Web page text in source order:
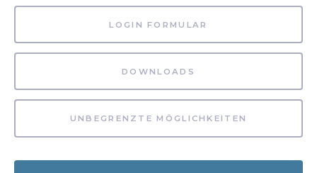
LOGIN FORMULAR
DOWNLOADS
UNBEGRENZTE MÖGLICHKEITEN